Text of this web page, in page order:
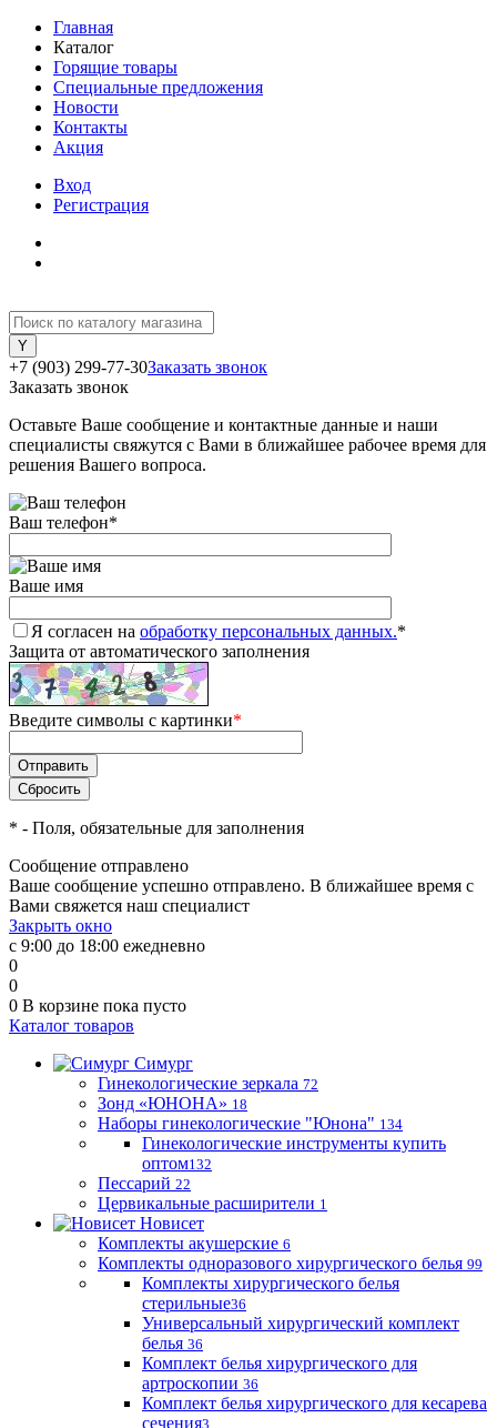
Главная
Каталог
Горящие товары
Специальные предложения
Новости
Контакты
Акция
Вход
Регистрация
+7 (903) 299-77-30Заказать звонок
Заказать звонок
Оставьте Ваше сообщение и контактные данные и наши
специалисты свяжутся с Вами в ближайшее рабочее время для
решения Вашего вопроса.
Ваш телефон*
Ваше имя
Я согласен на обработку персональных данных.*
Защита от автоматического заполнения
Введите символы с картинки*
* - Поля, обязательные для заполнения
Сообщение отправлено
Ваше сообщение успешно отправлено. В ближайшее время с
Вами свяжется наш специалист
Закрыть окно
с 9:00 до 18:00 ежедневно
0
0
0 В корзине пока пусто
Каталог товаров
Симург
Гинекологические зеркала 72
Зонд «ЮНОНА» 18
Наборы гинекологические "Юнона" 134
Гинекологические инструменты купить
оптом132
Пессарий 22
Цервикальные расширители 1
Новисет
Комплекты акушерские 6
Комплекты одноразового хирургического белья 99
Комплекты хирургического белья
стерильные36
Универсальный хирургический комплект
белья 36
Комплект белья хирургического для
артроскопии 36
Комплект белья хирургического для кесарева
сечения3